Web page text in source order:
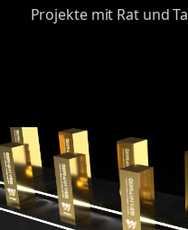
Projekte mit Rat und